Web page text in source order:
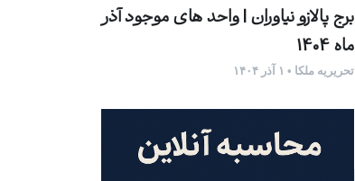
برج پالازو نیاوران | واحد های موجود آذر
ماه 1404
تحریریه ملکا • ۱ آذر ۱۴۰۴